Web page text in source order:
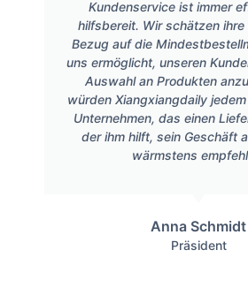
Kundenservice ist immer
hilfsbereit. Wir schätzen ihre
Bezug auf die
uns ermöglicht, unseren
Auswahl an Produkten
würden Xiangxiangdaily
Unternehmen, das einen
der ihm hilft, sein Geschäft
wärmstens
Anna Schmidt
Präsident